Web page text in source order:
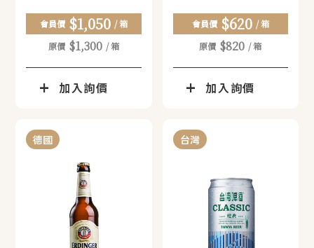
會員價 $1,050 / 箱
原價 $1,300 / 箱
加入詢價
pieces
會員價 $620 / 箱
原價 $820 / 箱
加入詢價
德國 台灣